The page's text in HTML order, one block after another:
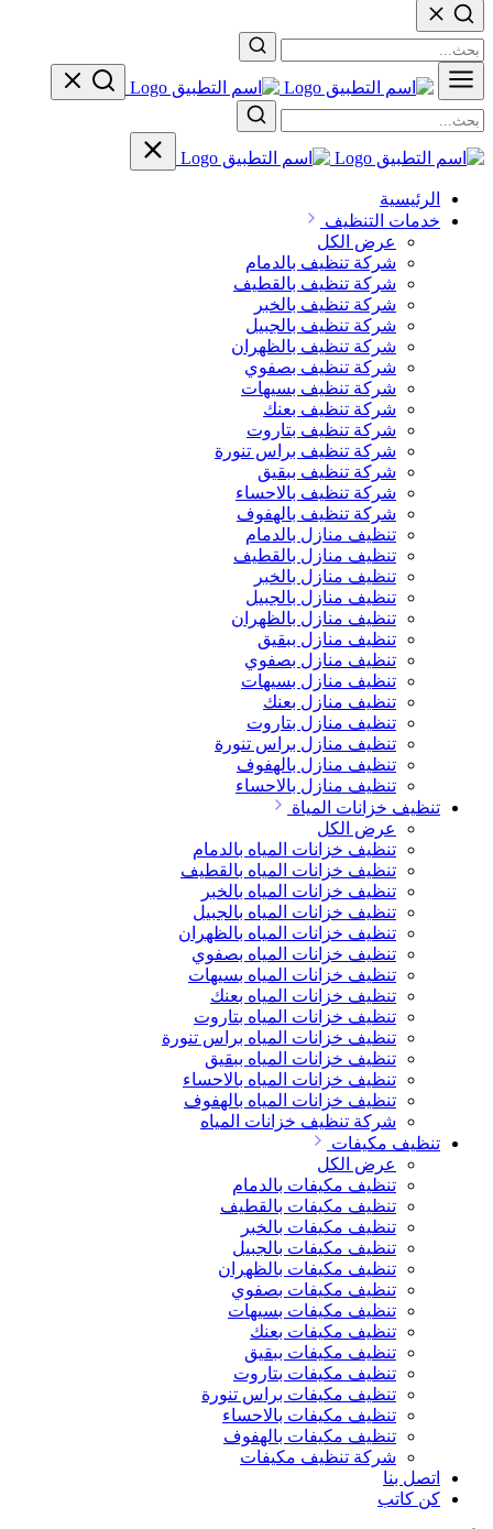
الرئيسية
خدمات التنظيف
عرض الكل
شركة تنظيف بالدمام
شركة تنظيف بالقطيف
شركة تنظيف بالخبر
شركة تنظيف بالجبيل
شركة تنظيف بالظهران
شركة تنظيف بصفوي
شركة تنظيف بسيهات
شركة تنظيف بعنك
شركة تنظيف بتاروت
شركة تنظيف براس تنورة
شركة تنظيف ببقيق
شركة تنظيف بالاحساء
شركة تنظيف بالهفوف
تنظيف منازل بالدمام
تنظيف منازل بالقطيف
تنظيف منازل بالخبر
تنظيف منازل بالجبيل
تنظيف منازل بالظهران
تنظيف منازل ببقيق
تنظيف منازل بصفوي
تنظيف منازل بسيهات
تنظيف منازل بعنك
تنظيف منازل بتاروت
تنظيف منازل براس تنورة
تنظيف منازل بالهفوف
تنظيف منازل بالاحساء
تنظيف خزانات المياة
عرض الكل
تنظيف خزانات المياه بالدمام
تنظيف خزانات المياه بالقطيف
تنظيف خزانات المياه بالخبر
تنظيف خزانات المياه بالجبيل
تنظيف خزانات المياه بالظهران
تنظيف خزانات المياه بصفوي
تنظيف خزانات المياه بسيهات
تنظيف خزانات المياه بعنك
تنظيف خزانات المياه بتاروت
تنظيف خزانات المياه براس تنورة
تنظيف خزانات المياه ببقيق
تنظيف خزانات المياه بالاحساء
تنظيف خزانات المياه بالهفوف
شركة تنظيف خزانات المياه
تنظيف مكيفات
عرض الكل
تنظيف مكيفات بالدمام
تنظيف مكيفات بالقطيف
تنظيف مكيفات بالخبر
تنظيف مكيفات بالجبيل
تنظيف مكيفات بالظهران
تنظيف مكيفات بصفوي
تنظيف مكيفات بسيهات
تنظيف مكيفات بعنك
تنظيف مكيفات ببقيق
تنظيف مكيفات بتاروت
تنظيف مكيفات براس تنورة
تنظيف مكيفات بالاحساء
تنظيف مكيفات بالهفوف
شركة تنظيف مكيفات
اتصل بنا
كن كاتب